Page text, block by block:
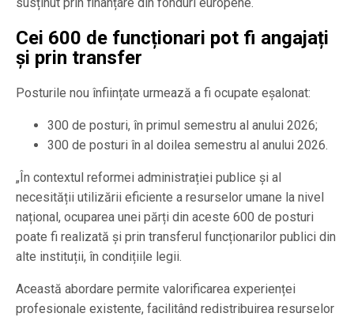
Cei 600 de funcționari pot fi angajați
și prin transfer
Posturile nou înființate urmează a fi ocupate eșalonat:
300 de posturi, în primul semestru al anului 2026;
300 de posturi în al doilea semestru al anului 2026.
„În contextul reformei administrației publice și al
necesității utilizării eficiente a resurselor umane la nivel
național, ocuparea unei părți din aceste 600 de posturi
poate fi realizată și prin transferul funcționarilor publici din
alte instituții, în condițiile legii.
Această abordare permite valorificarea experienței
profesionale existente, facilitând redistribuirea resurselor